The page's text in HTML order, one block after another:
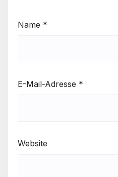
Name *
E-Mail-Adresse *
Website